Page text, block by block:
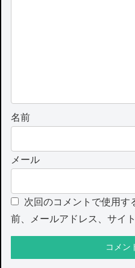
名前
メール
次回のコメントで使用す
前、メールアドレス、サイ